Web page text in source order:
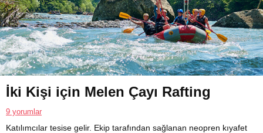
İki Kişi için Melen Çayı Rafting
9 yorumlar
Katılımcılar tesise gelir. Ekip tarafından sağlanan neopren kıyafet